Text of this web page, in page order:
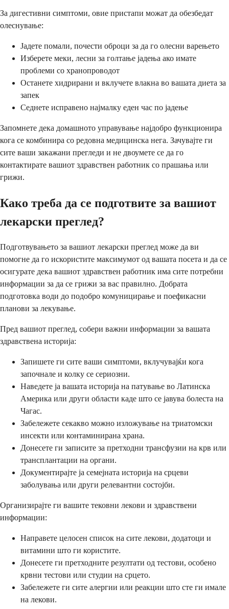
За дигестивни симптоми, овие пристапи можат да обезбедат
олеснување:
Јадете помали, почести оброци за да го олесни варењето
Изберете меки, лесни за голтање јадења ако имате
проблеми со хранопроводот
Останете хидрирани и вклучете влакна во вашата диета за
запек
Седнете исправено најмалку еден час по јадење
Запомнете дека домашното управување најдобро функционира
кога се комбинира со редовна медицинска нега. Зачувајте ги
сите ваши закажани прегледи и не двоумете се да го
контактирате вашиот здравствен работник со прашања или
грижи.
Како треба да се подготвите за вашиот
лекарски преглед?
Подготвувањето за вашиот лекарски преглед може да ви
помогне да го искористите максимумот од вашата посета и да се
осигурате дека вашиот здравствен работник има сите потребни
информации за да се грижи за вас правилно. Добрата
подготовка води до подобро комуницирање и поефикасни
планови за лекување.
Пред вашиот преглед, собери важни информации за вашата
здравствена историја:
Запишете ги сите ваши симптоми, вклучувајќи кога
започнале и колку се сериозни.
Наведете ја вашата историја на патување во Латинска
Америка или други области каде што се јавува болеста на
Чагас.
Забележете секакво можно изложување на триатомски
инсекти или контаминирана храна.
Донесете ги записите за претходни трансфузии на крв или
трансплантации на органи.
Документирајте ја семејната историја на срцеви
заболувања или други релевантни состојби.
Организирајте ги вашите тековни лекови и здравствени
информации:
Направете целосен список на сите лекови, додатоци и
витамини што ги користите.
Донесете ги претходните резултати од тестови, особено
крвни тестови или студии на срцето.
Забележете ги сите алергии или реакции што сте ги имале
на лекови.